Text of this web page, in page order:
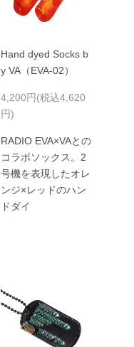
Hand dyed Socks b
y VA（EVA-02）
4,200円(税込4,620
円)
RADIO EVA×VAとの
コラボソックス。2
号機を表現したオレ
ンジ×レッドのハン
ドダイ